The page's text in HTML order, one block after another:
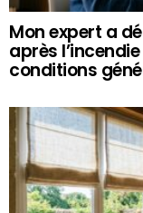
Mon expert a
après
conditions